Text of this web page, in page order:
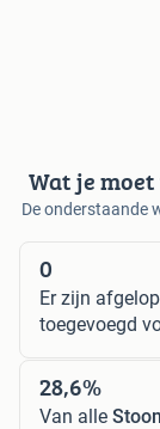
Wat je
De onderstaande
0
Er zijn
toegevoegd
28,6%
Van alle